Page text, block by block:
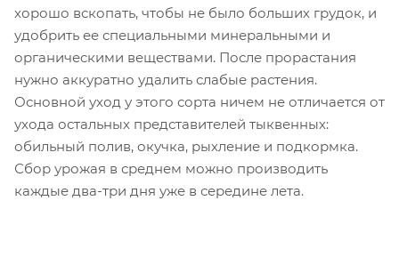
хорошо вскопать, чтобы не было больших грудок, и
удобрить ее специальными минеральными и
органическими веществами. После прорастания
нужно аккуратно удалить слабые растения.
Основной уход у этого сорта ничем не отличается от
ухода остальных представителей тыквенных:
обильный полив, окучка, рыхление и подкормка.
Сбор урожая в среднем можно производить
каждые два-три дня уже в середине лета.